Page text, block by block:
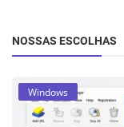
NOSSAS ESCOLHAS
Windows